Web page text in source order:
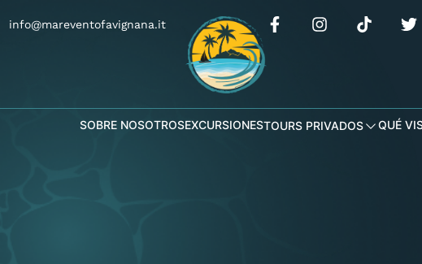
info@mareventofavignana.it
SOBRE NOSOTROSEXCURSIONESTOURS PRIVADOS QUÉ